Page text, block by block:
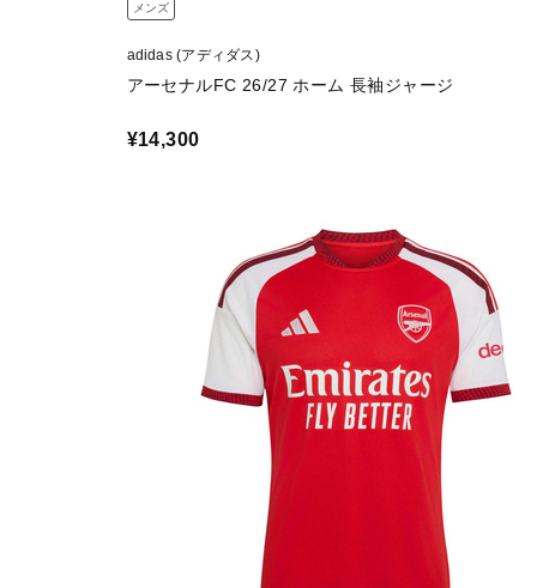
メンズ
adidas (アディダス)
アーセナルFC 26/27 ホーム 長袖ジャージ
¥14,300